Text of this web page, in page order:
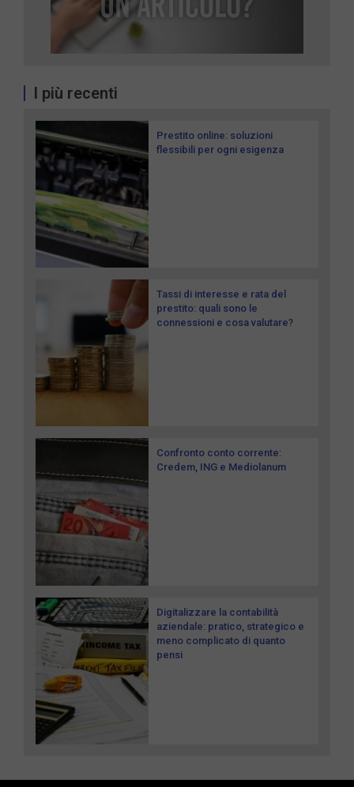
I più recenti
Prestito online: soluzioni
flessibili per ogni esigenza
Tassi di interesse e rata del
prestito: quali sono le
connessioni e cosa valutare?
Confronto conto corrente:
Credem, ING e Mediolanum
Digitalizzare la contabilità
aziendale: pratico, strategico e
meno complicato di quanto
pensi